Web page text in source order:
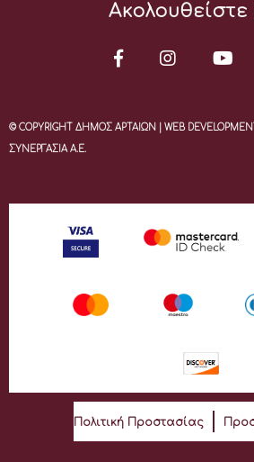
© COPYRIGHT ΔΗΜΟΣ ΑΡΤΑΙΩΝ | WEB
ΣΥΝΕΡΓΑΣΙΑ Α.Ε.
Πολιτική Προστασίας